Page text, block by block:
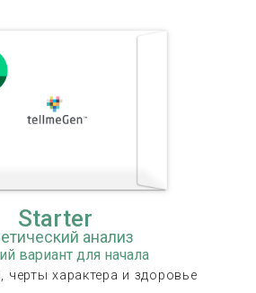
Starter
анализ
вариант для начала
черты характера и здоровье